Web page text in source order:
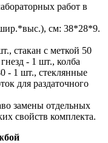
работ в
см: 38*28*9.
стакан с меткой 50
- 1 шт., колба
- 1 шт., стеклянные
для раздаточного
замены отдельных
свойств комплекта.